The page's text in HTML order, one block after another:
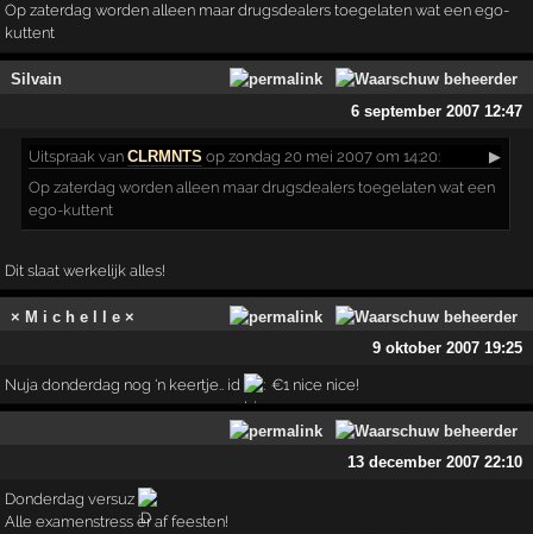
Op zaterdag worden alleen maar drugsdealers toegelaten wat een ego-
kuttent
Silvain
6 september 2007 12:47
Uitspraak vanCLRMNTS op zondag 20 mei 2007 om 14:20:
▶
Op zaterdag worden alleen maar drugsdealers toegelaten wat een
ego-kuttent
Dit slaat werkelijk alles!
× M i c h e l l e ×
9 oktober 2007 19:25
Nuja donderdag nog 'n keertje.. id €1 nice nice!
13 december 2007 22:10
Donderdag versuz
Alle examenstress er af feesten!